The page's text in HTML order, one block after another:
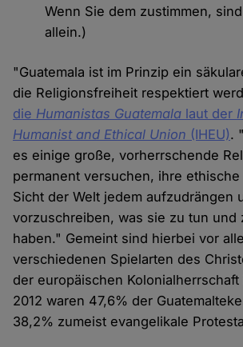
Wenn Sie dem zustimmen,
allein.)
"Guatemala ist im Prinzip ein
die Religionsfreiheit respektiert
die Humanistas Guatemala laut der
Humanist and Ethical Union (IHEU).
es einige große, vorherrschende
permanent versuchen, ihre
Sicht der Welt jedem aufzudrängen
vorzuschreiben, was sie zu tun und
haben." Gemeint sind hierbei vor
verschiedenen Spielarten des
der europäischen Kolonialherrschaft
2012 waren 47,6% der
38,2% zumeist evangelikale